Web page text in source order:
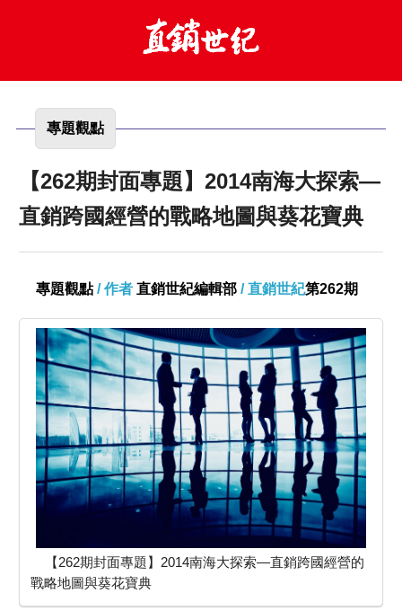
專題觀點
【262期封面專題】2014南海大探索—
直銷跨國經營的戰略地圖與葵花寶典
專題觀點/ 作者 直銷世紀編輯部 / 直銷世紀第262期
【262期封面專題】2014南海大探索—直銷跨國經營的
戰略地圖與葵花寶典